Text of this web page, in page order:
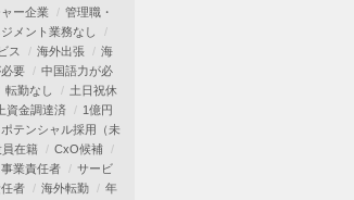
ー企業
管理職・
メント業務なし
ス
海外出張
海
要
中国語力が必
転勤なし
土日祝休
資金調達済
1億円
ポテンシャル採用（未
在籍
CxO候補
事業責任者
サービ
者 海外転勤
年